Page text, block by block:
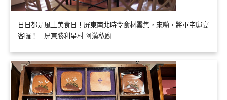
日日都是風土美食日！屏東南北時令食材雲集，來喲，將軍宅邸宴
客囉！｜屏東勝利星村 阿漢私廚